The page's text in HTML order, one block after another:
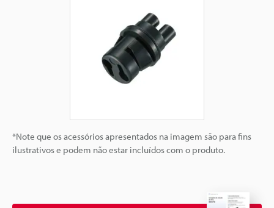
*Note que os acessórios apresentados na imagem são para fins
ilustrativos e podem não estar incluídos com o produto.